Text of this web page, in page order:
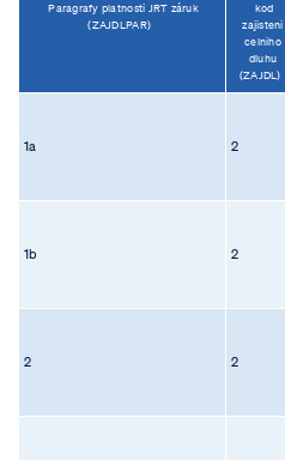
Paragrafy platnosti JRT záruk
(ZAJDLPAR)
kod
zajisteni
celniho
dluhu
(ZAJDL)
1a 2
1b 2
2 2